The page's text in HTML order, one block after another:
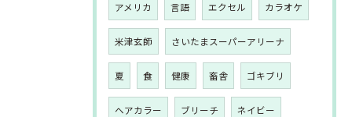
アメリカ 言語 エクセル カラオケ
米津玄師 さいたまスーパーアリーナ
夏 食 健康 畜舎 ゴキブリ
ヘアカラー ブリーチ ネイビー